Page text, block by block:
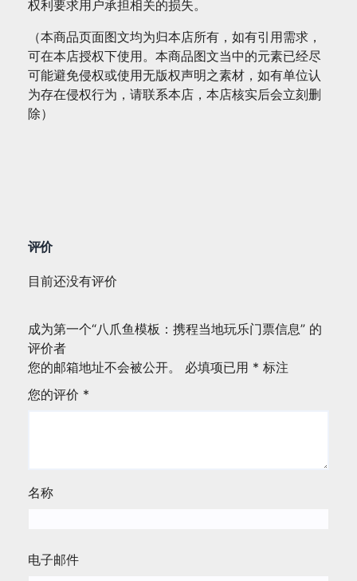
权利要求用户承担相关的损失。
（本商品页面图文均为归本店所有，如有引用需求，
可在本店授权下使用。本商品图文当中的元素已经尽
可能避免侵权或使用无版权声明之素材，如有单位认
为存在侵权行为，请联系本店，本店核实后会立刻删
除）
评价
目前还没有评价
成为第一个“八爪鱼模板：携程当地玩乐门票信息” 的
评价者
您的邮箱地址不会被公开。
必填项已用 * 标注
您的评价 *
名称
电子邮件